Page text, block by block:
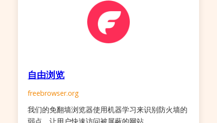
自由浏览
freebrowser.org
我们的免翻墙浏览器使用机器学习来识别防火墙的
弱点，让用户快速访问被屏蔽的网站。